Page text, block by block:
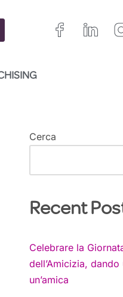
Cerca
Recent
Celebrare la
dell’Amicizia,
un’amica